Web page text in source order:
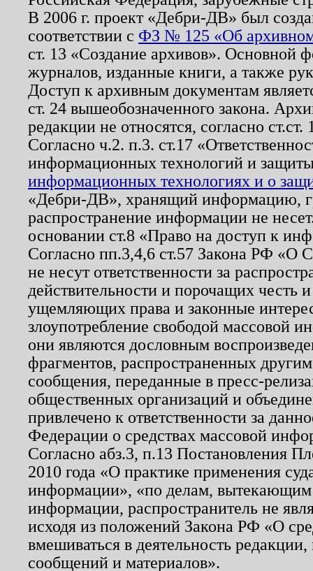
В 2006 г. проект «Дебри-ДВ» был
соответствии с ФЗ № 125 «Об
ст. 13 «Создание архивов». Основной
журналов, изданные книги, а также
Доступ к архивным документам
ст. 24 вышеобозначенного закона.
редакции не относятся, согласно
Согласно ч.2. п.3. ст.17
информационных технологий и
информационных технологиях и о
«Дебри-ДВ», хранящий информацию,
распространение информации не
основании ст.8 «Право на доступ к
Согласно пп.3,4,6 ст.57 Закона РФ «О
не несут ответственности за
действительности и порочащих честь
ущемляющих права и законные
злоупотребление свободой массовой
они являются дословным
фрагментов, распространенных
сообщения, переданные в пресс-
общественных организаций и
привлечено к ответственности за
Федерации о средствах массовой
Согласно абз.3, п.13 Постановления
2010 года «О практике применения
информации», «по делам, вытекающим
информации, распространитель не
исходя из положений Закона РФ «О
вмешиваться в деятельность
сообщений и материалов».